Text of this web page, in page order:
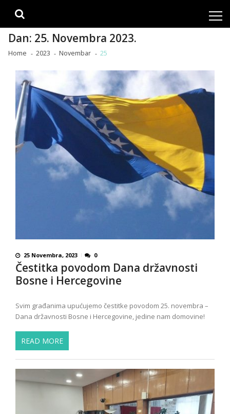
Dan: 25. Novembra 2023.
Home 2023 Novembar 25
25 Novembra, 2023 0
Čestitka povodom Dana državnosti
Bosne i Hercegovine
Svim građanima upućujemo čestitke povodom 25. novembra –
Dana državnosti Bosne i Hercegovine, jedine nam domovine!
READ MORE